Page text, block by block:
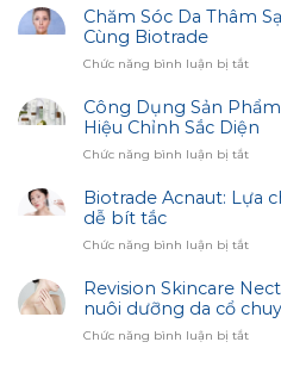
Free
Billing
&
Access
Chăm Sóc Da Thâm
Cùng Biotrade
Chức năng bình luận bị tắtở
Sóc
Thâm
Sạm
Bí
Sáng
Công Dụng Sản
Hiệu Chỉnh Sắc Diện
Chức năng bình luận bị tắtở
Dụng
Sản
Image
Giải
Pháp
Chỉnh
Biotrade Acnaut: Lựa
dễ bít tắc
Chức năng bình luận bị tắtở
Lựa
chọn
cho
Revision Skincare
nuôi dưỡng da cổ
Chức năng bình luận bị tắtở